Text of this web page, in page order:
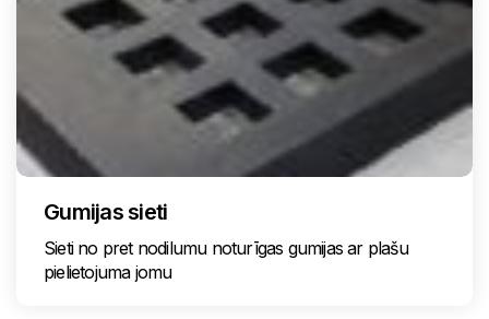
Gumijas sieti
Sieti no pret nodilumu noturīgas gumijas ar plašu
pielietojuma jomu